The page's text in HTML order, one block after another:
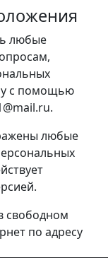
любые
с помощью
любые
свободном
по адресу